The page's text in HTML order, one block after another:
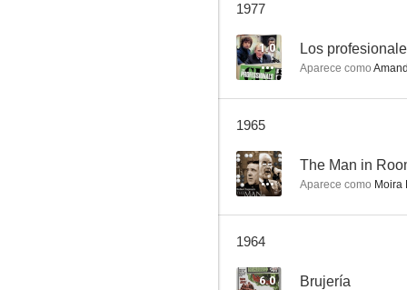
1977
1.0 Los
Aparece como
1965
-- The Man in
Aparece como Moira
1964
6.0 Brujería